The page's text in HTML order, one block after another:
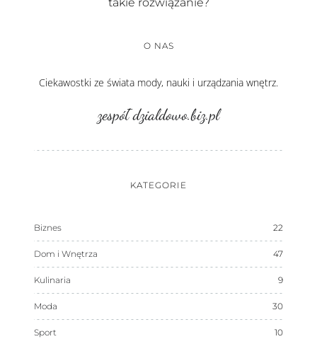
O NAS
Ciekawostki ze świata mody, nauki i urządzania wnętrz.
zespół dzialdowo.biz.pl
KATEGORIE
Biznes 22
Dom i Wnętrza 47
Kulinaria 9
Moda 30
Sport 10